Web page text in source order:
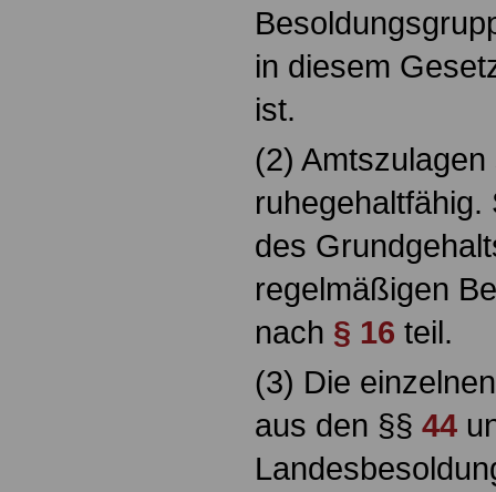
in diesem
ist.
(2)
ruhegehaltfähig.
des
regelmäßigen
nach § 16 teil.
(3) Die
aus den §§ 44